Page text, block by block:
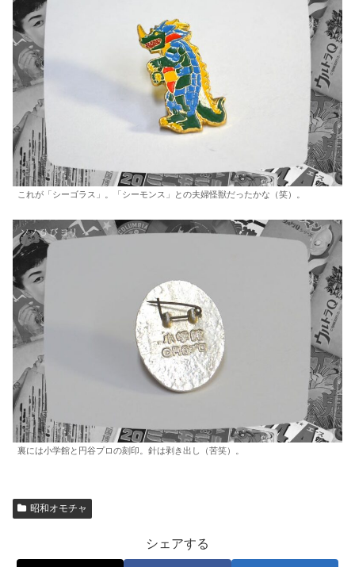
これが「シーゴラス」。「シーモンス」との夫婦怪獣だったかな（笑）。
裏には小学館と円谷プロの刻印。針は剥き出し（苦笑）。
昭和オモチャ
シェアする